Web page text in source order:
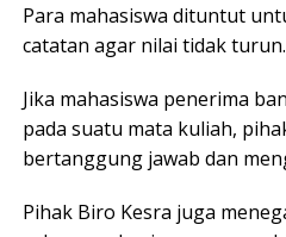
Para mahasiswa dituntut
catatan agar nilai tidak turun.
Jika mahasiswa penerima
pada suatu mata kuliah,
bertanggung jawab dan
Pihak Biro Kesra juga